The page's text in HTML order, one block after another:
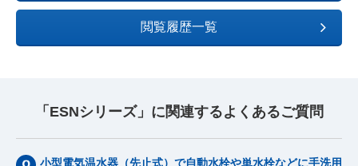
閲覧履歴一覧
「ESNシリーズ」に関連するよくあるご質問
小型電気温水器（先止式）で自動水栓や単水栓などに手洗用